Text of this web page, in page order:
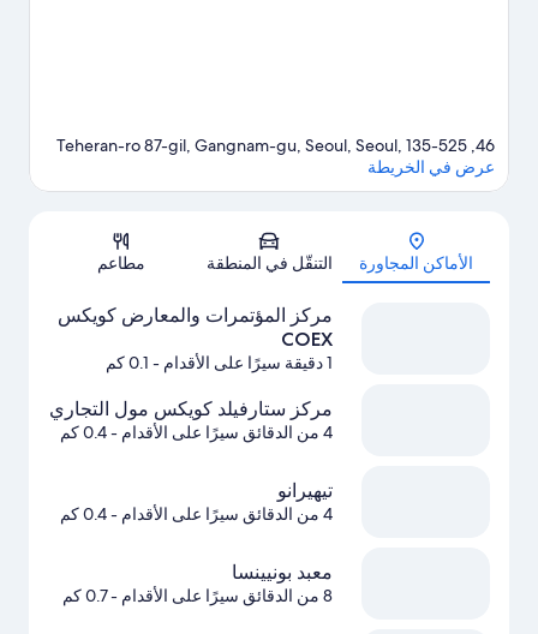
الخريطة
46, Teheran-ro 87-gil, Gangnam-gu, Seoul, Seoul, 135-525
عرض في الخريطة
الأماكن المجاورة التنقّل في المنطقة مطاعم
مركز المؤتمرات والمعارض كويكس
COEX
1 دقيقة سيرًا على الأقدام - 0.1 كم
مركز ستارفيلد كويكس مول التجاري
4 من الدقائق سيرًا على الأقدام - 0.4 كم
تيهيرانو
4 من الدقائق سيرًا على الأقدام - 0.4 كم
معبد بونيينسا
8 من الدقائق سيرًا على الأقدام - 0.7 كم